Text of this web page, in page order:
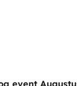
event